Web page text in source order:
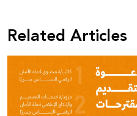
Related Articles